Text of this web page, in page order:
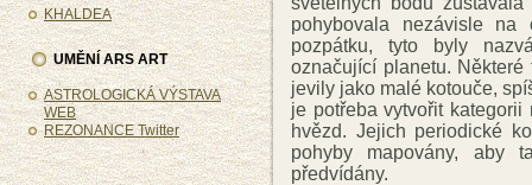
KHALDEA
UMĚNÍ ARS ART
ASTROLOGICKÁ VÝSTAVA
WEB
REZONANCE Twitter
pohybovala nezávisle
pozpátku, tyto byly
označující planetu.
jevily jako malé kotouče,
je potřeba vytvořit
hvězd. Jejich periodické
pohyby mapovány, aby
předvídány.